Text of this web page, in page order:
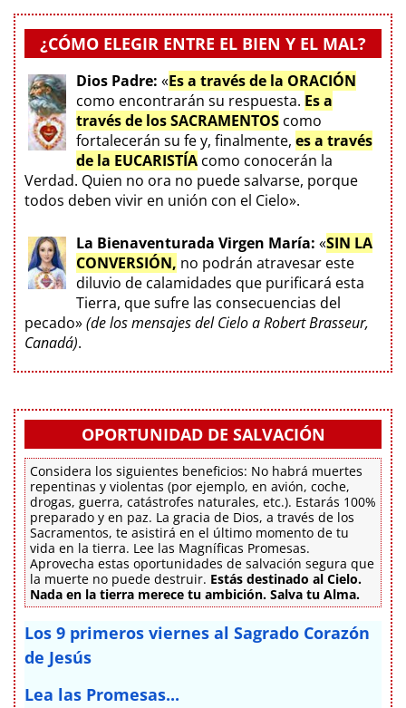
¿CÓMO ELEGIR ENTRE EL BIEN Y EL MAL?
Dios Padre: «Es a través de la ORACIÓN
como encontrarán su respuesta. Es a
través de los SACRAMENTOS como
fortalecerán su fe y, finalmente, es a través
de la EUCARISTÍA como conocerán la
Verdad. Quien no ora no puede salvarse, porque
todos deben vivir en unión con el Cielo».
La Bienaventurada Virgen María: «SIN LA
CONVERSIÓN, no podrán atravesar este
diluvio de calamidades que purificará esta
Tierra, que sufre las consecuencias del
pecado»(de los mensajes del Cielo a Robert Brasseur,
Canadá).
OPORTUNIDAD DE SALVACIÓN
Considera los siguientes beneficios: No habrá muertes
repentinas y violentas (por ejemplo, en avión, coche,
drogas, guerra, catástrofes naturales, etc.). Estarás 100%
preparado y en paz. La gracia de Dios, a través de los
Sacramentos, te asistirá en el último momento de tu
vida en la tierra. Lee las Magníficas Promesas.
Aprovecha estas oportunidades de salvación segura que
la muerte no puede destruir. Estás destinado al Cielo.
Nada en la tierra merece tu ambición. Salva tu Alma.
Los 9 primeros viernes al Sagrado Corazón
de Jesús
Lea las Promesas...